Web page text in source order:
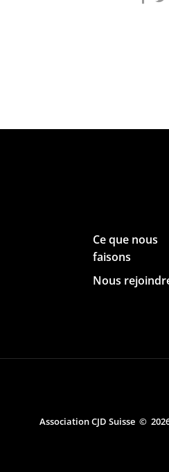
Ce que nous
faisons
Nous
Association CJD Suisse ©